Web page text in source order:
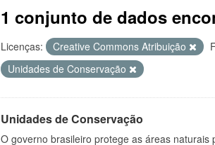
1 conjunto de dados
Licenças: Creative Commons Atribuição
Unidades de Conservação
Unidades de Conservação
O governo brasileiro protege as áreas